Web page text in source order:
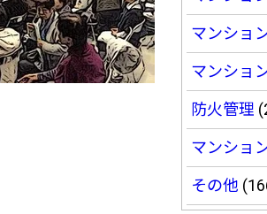
マンショ
マンショ
防火管理
マンショ
その他